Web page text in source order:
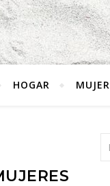
HOGAR MUJER